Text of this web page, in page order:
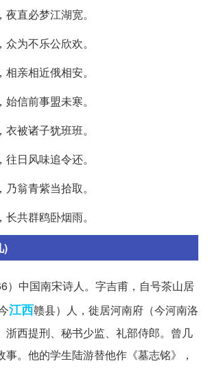
直必梦江湖宽。
为不乐公欣欢。
亲相近俄相安。
信前事盟未寒。
被诸子犹班班。
日风味追令还。
翁青紫当拾取。
共群鸥卧烟雨。
)
）中国南宋诗人。字吉甫，自号茶山居
江西赣县）人，徙居河南府（今河南洛
浙西提刑、秘书少监、礼部侍郎。曾几
事。他的学生陆游替他作《墓志铭》，